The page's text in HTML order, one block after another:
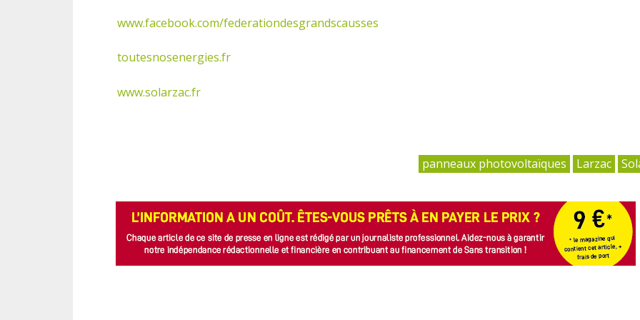
www.facebook.com/federationdesgrandscausses
toutesnosenergies.fr
www.solarzac.fr
panneaux photovoltaïques Larzac